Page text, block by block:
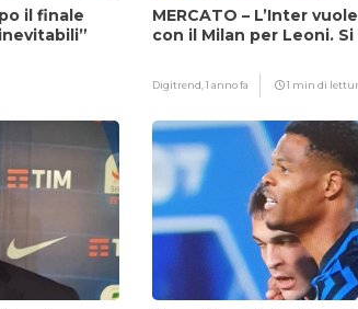
il finale
MERCATO – L’Inter
con il Milan per Leoni. Si
Digitrend,1 anno fa 1 min di